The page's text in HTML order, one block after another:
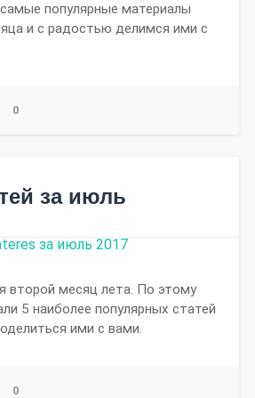
популярные материалы
и с радостью делимся ими с
0
за июль
второй месяц лета. По этому
5 наиболее популярных статей
ими с вами.
0